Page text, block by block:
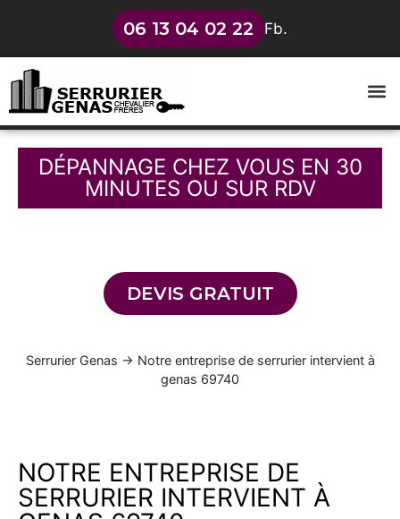
06 13 04 02 22 Fb.
DÉPANNAGE CHEZ VOUS EN 30
MINUTES OU SUR RDV
DEVIS GRATUIT
Serrurier Genas → Notre entreprise de serrurier intervient à
genas 69740
NOTRE ENTREPRISE DE
SERRURIER INTERVIENT À